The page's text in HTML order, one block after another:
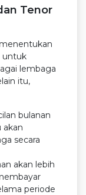
Tenor
untuk
lembaga
itu,
bulanan
akan
secara
akan lebih
periode